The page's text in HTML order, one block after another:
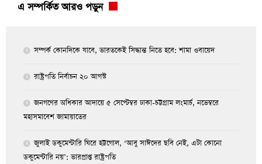
এ সম্পর্কিত আরও পড়ুন
সম্পর্ক কোনদিকে যাবে, ভারতকেই সিদ্ধান্ত নিতে হবে: শামা ওবায়েদ
রাষ্ট্রপতি নির্বাচন ২০ আগস্ট
জনগণের অধিকার আদায়ে ৫ সেপ্টেম্বর ঢাকা-চট্টগ্রাম লংমার্চ, নভেম্বরে
মহাসমাবেশ জামায়াতের
জুলাই ডকুমেন্টারি ঘিরে হট্টগোল, ‘আবু সাঈদের ছবি নেই, এটা কোনো
ডকুমেন্টারি নয়’: ভারপ্রাপ্ত রাষ্ট্রপতি